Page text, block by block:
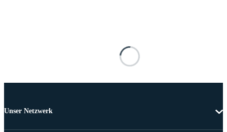
Unser Netzwerk